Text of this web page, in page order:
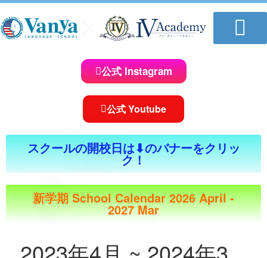
公式 Instagram
公式 Youtube
スクールの開校日は⬇︎のバナーをクリッ
ク！
新学期 School Calendar 2026 April -
2027 Mar